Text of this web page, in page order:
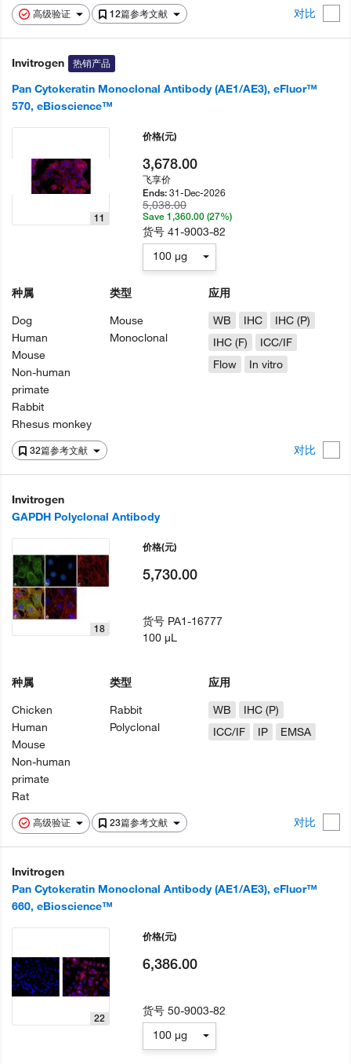
高级验证 12篇参考文献 对比
Invitrogen 热销产品
Pan Cytokeratin Monoclonal Antibody (AE1/AE3), eFluor™
570, eBioscience™
32篇参考文献 对比
11
种属
Dog
Human
Mouse
Non-human
primate
Rabbit
Rhesus monkey
类型
Mouse
Monoclonal
应用
WB
IHC
IHC (P)
IHC (F)
ICC/IF
Flow
In vitro
价格(元)
3,678.00
飞享价
Ends:31-Dec-2026
5,038.00
Save 1,360.00 (27%)
货号41-9003-82
100 µg
Invitrogen
GAPDH Polyclonal Antibody
高级验证 23篇参考文献 对比
18
种属
Chicken
Human
Mouse
Non-human
primate
Rat
类型
Rabbit
Polyclonal
应用
WB
IHC (P)
ICC/IF
IP EMSA
价格(元)
5,730.00
货号 PA1-16777
100 µL
Invitrogen
Pan Cytokeratin Monoclonal Antibody (AE1/AE3), eFluor™
660, eBioscience™
22
价格(元)
6,386.00
货号50-9003-82
100 µg